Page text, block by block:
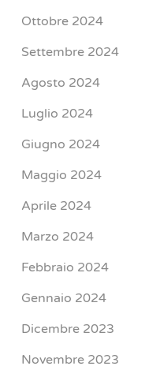
Ottobre 2024
Settembre 2024
Agosto 2024
Luglio 2024
Giugno 2024
Maggio 2024
Aprile 2024
Marzo 2024
Febbraio 2024
Gennaio 2024
Dicembre 2023
Novembre 2023